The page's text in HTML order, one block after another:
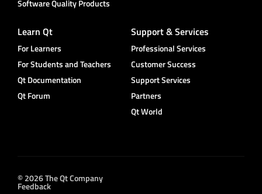
Software Quality Products
Learn Qt
For Learners
For Students and Teachers
Qt Documentation
Qt Forum
Support & Services
Professional Services
Customer Success
Support Services
Partners
Qt World
© 2026 The Qt Company
Feedback